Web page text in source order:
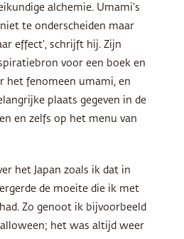
alchemie. Umami’s
te onderscheiden maar
effect’, schrijft hij. Zijn
voor een boek en
het fenomeen umami, en
plaats gegeven in de
en zelfs op het menu van
het Japan zoals ik dat in
de moeite die ik met
Zo genoot ik bijvoorbeeld
het was altijd weer